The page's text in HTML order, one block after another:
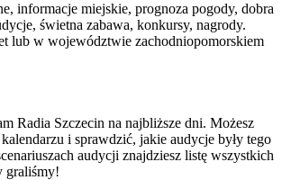
informacje miejskie, prognoza pogody, dobra
świetna zabawa, konkursy, nagrody.
lub w województwie zachodniopomorskiem
Radia Szczecin na najbliższe dni. Możesz
i sprawdzić, jakie audycje były tego
audycji znajdziesz listę wszystkich
graliśmy!